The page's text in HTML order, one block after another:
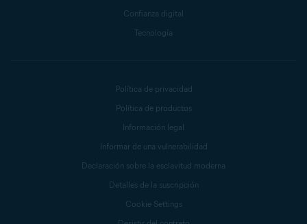
Confianza digital
Tecnología
Política de privacidad
Política de productos
Información legal
Informar de una vulnerabilidad
Declaración sobre la esclavitud moderna
Detalles de la suscripción
Cookie Settings